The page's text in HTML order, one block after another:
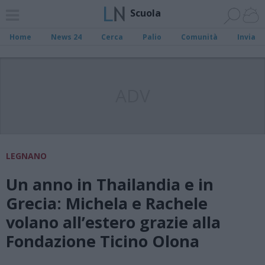
Scuola
Home News 24 Cerca Palio Comunità Invia
LEGNANO
Un anno in Thailandia e in
Grecia: Michela e Rachele
volano all’estero grazie alla
Fondazione Ticino Olona